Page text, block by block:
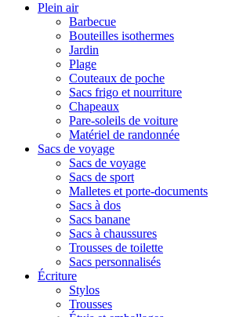
Plein air
Barbecue
Bouteilles isothermes
Jardin
Plage
Couteaux de poche
Sacs frigo et nourriture
Chapeaux
Pare-soleils de voiture
Matériel de randonnée
Sacs de voyage
Sacs de voyage
Sacs de sport
Malletes et porte-documents
Sacs à dos
Sacs banane
Sacs à chaussures
Trousses de toilette
Sacs personnalisés
Écriture
Stylos
Trousses